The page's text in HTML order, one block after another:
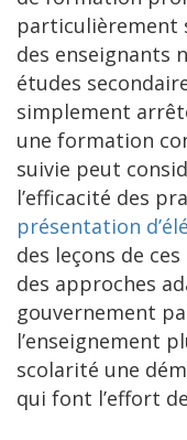
particulièrement
des enseignants
études
simplement
une formation
suivie peut
l’efficacité des
présentation
des leçons de
des approches
gouvernement
l’enseignement
scolarité une
qui font l’effort